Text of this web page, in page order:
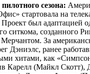
сезона:
стартовала на
Проект был адаптацией
ситкома, созданного
За
Дэниэлс, ранее
хитами, как
Карелл (Майкл Скотт),